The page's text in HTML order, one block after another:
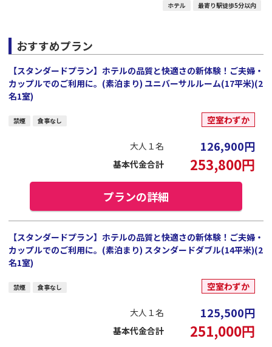
ホテル 最寄り駅徒歩5分以内
おすすめプラン
【スタンダードプラン】ホテルの品質と快適さの新体験！ご夫婦・
カップルでのご利用に。(素泊まり) ユニバーサルルーム(17平米)(2
名1室)
禁煙 食事なし 空室わずか
大人１名 126,900円
基本代金合計 253,800円
プランの詳細
【スタンダードプラン】ホテルの品質と快適さの新体験！ご夫婦・
カップルでのご利用に。(素泊まり) スタンダードダブル(14平米)(2
名1室)
禁煙 食事なし 空室わずか
大人１名 125,500円
基本代金合計 251,000円